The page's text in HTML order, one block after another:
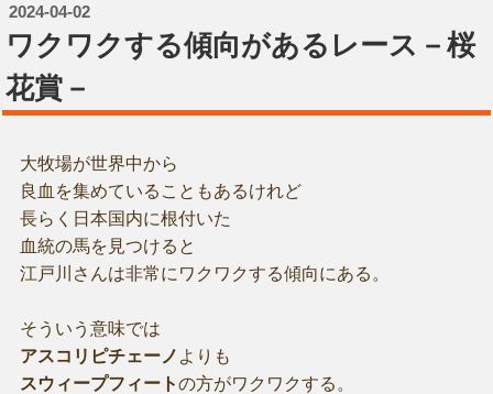
2024-04-02
ワクワクする傾向があるレース－桜
花賞－
大牧場が世界中から
良血を集めていることもあるけれど
長らく日本国内に根付いた
血統の馬を見つけると
江戸川さんは非常にワクワクする傾向にある。
そういう意味では
アスコリピチェーノ よりも
スウィープフィートの方がワクワクする。